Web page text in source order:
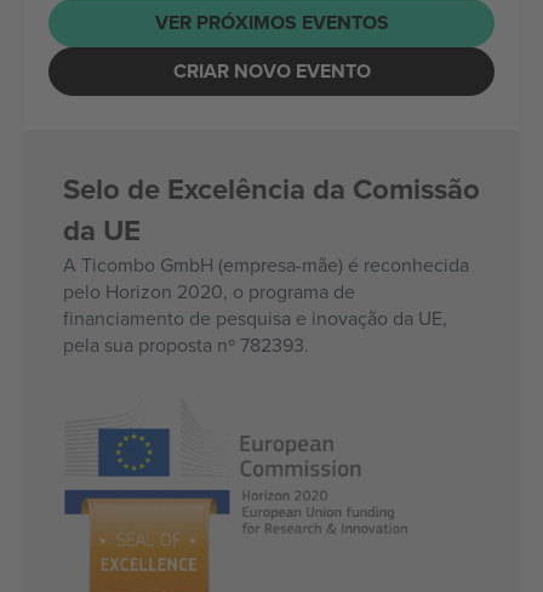
VER PRÓXIMOS EVENTOS
CRIAR NOVO EVENTO
Selo de Excelência da Comissão
da UE
A Ticombo GmbH (empresa-mãe) é reconhecida
pelo Horizon 2020, o programa de
financiamento de pesquisa e inovação da UE,
pela sua proposta nº 782393.